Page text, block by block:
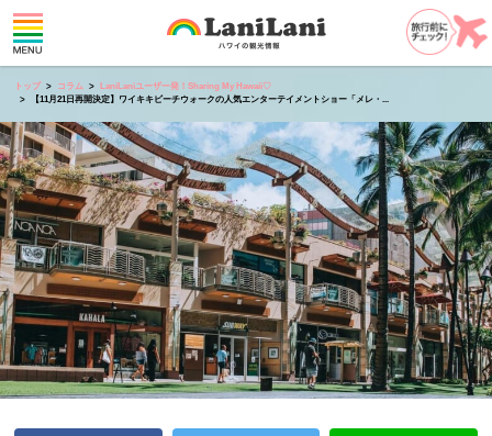
トップ コラム
LaniLaniユーザー発！Sharing My Hawaii♡
【11月21日再開決定】ワイキキビーチウォークの人気エンターテイメントショー「メレ・...